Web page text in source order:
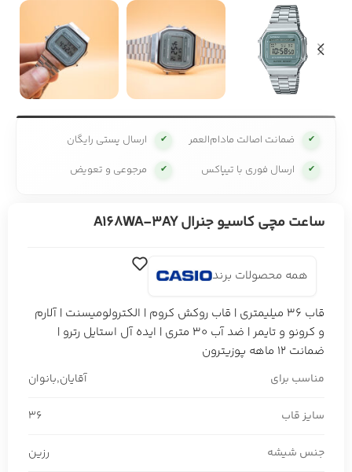
✔ ضمانت اصالت مادام‌العمر ✔ ارسال پستی رایگان
✔ ارسال فوری با تیپاکس ✔ مرجوعی و تعویض
ساعت مچی کاسیو جنرال A168WA-3AY
همه محصولات برند
قاب 36 میلیمتری | قاب روکش کروم | الکترولومیسنت | آلارم
و کرونو و تایمر | ضد آب 30 متری | ایده آل استایل رترو |
ضمانت 12 ماهه پوزیترون
مناسب برای آقایان,بانوان
سایز قاب 36
جنس شیشه رزین